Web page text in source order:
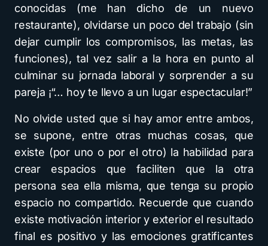
conocidas (me han dicho de un nuevo
restaurante), olvidarse un poco del trabajo (sin
dejar cumplir los compromisos, las metas, las
funciones), tal vez salir a la hora en punto al
culminar su jornada laboral y sorprender a su
pareja ¡“… hoy te llevo a un lugar espectacular!”
No olvide usted que si hay amor entre ambos,
se supone, entre otras muchas cosas, que
existe (por uno o por el otro) la habilidad para
crear espacios que faciliten que la otra
persona sea ella misma, que tenga su propio
espacio no compartido. Recuerde que cuando
existe motivación interior y exterior el resultado
final es positivo y las emociones gratificantes